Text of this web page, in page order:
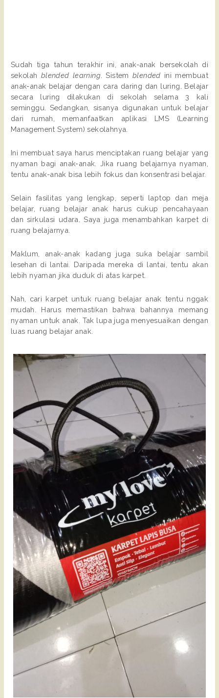
Sudah tiga tahun terakhir ini, anak-anak bersekolah di
sekolah blended learning. Sistemblended ini membuat
anak-anak belajar dengan cara daring dan luring. Belajar
secara luring dilakukan di sekolah selama 3 kali
seminggu. Sedangkan, sisanya digunakan untuk belajar
dari rumah, memanfaatkan aplikasi LMS (Learning
Management System) sekolahnya.
Ini membuat saya harus menciptakan ruang belajar yang
nyaman bagi anak-anak. Jika ruang belajarnya nyaman,
tentu anak-anak bisa lebih fokus dan konsentrasi belajar.
Selain fasilitas yang lengkap, seperti laptop dan meja
belajar, ruang belajar anak harus cukup pencahayaan
dan sirkulasi udara. Saya juga menambahkan karpet di
ruang belajarnya.
Maklum, anak-anak kadang juga suka belajar sambil
lesehan di lantai. Daripada mereka di lantai, tentu akan
lebih nyaman jika duduk di atas karpet.
Nah, cari karpet untuk ruang belajar anak tentu nggak
mudah. Harus memastikan bahwa bahannya memang
nyaman untuk anak. Tak lupa juga menyesuaikan dengan
luas ruang belajar anak.